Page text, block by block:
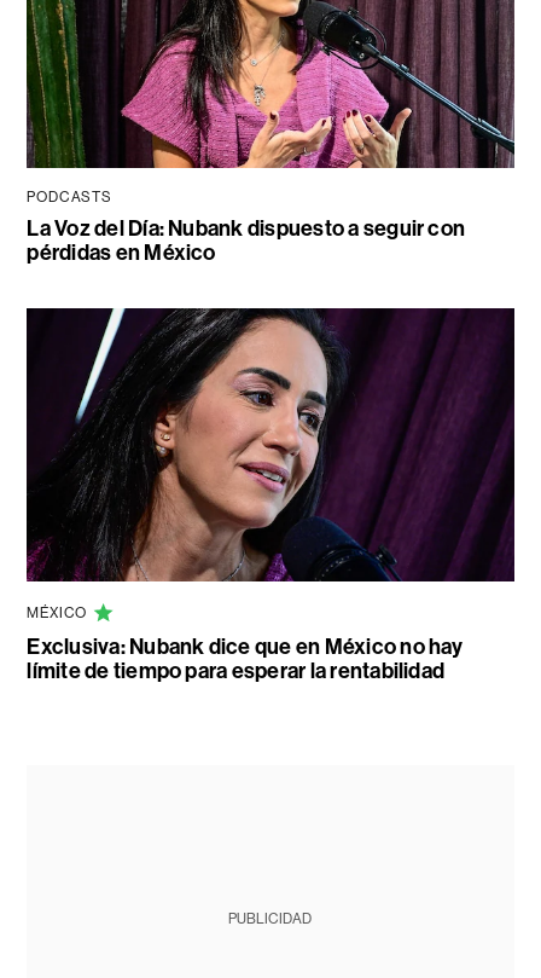
PODCASTS
La Voz del Día: Nubank dispuesto a seguir con
pérdidas en México
MÉXICO
Exclusiva: Nubank dice que en México no hay
límite de tiempo para esperar la rentabilidad
PUBLICIDAD